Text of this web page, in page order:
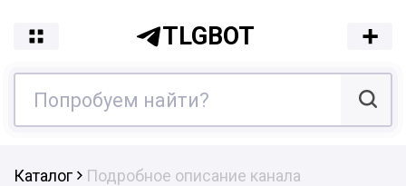
TLGBOT
Каталог Подробное описание канала